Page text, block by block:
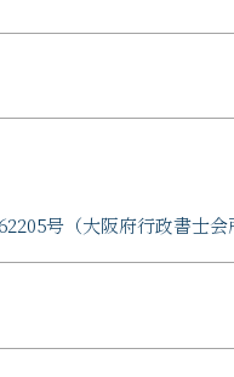
号（大阪府行政書士会